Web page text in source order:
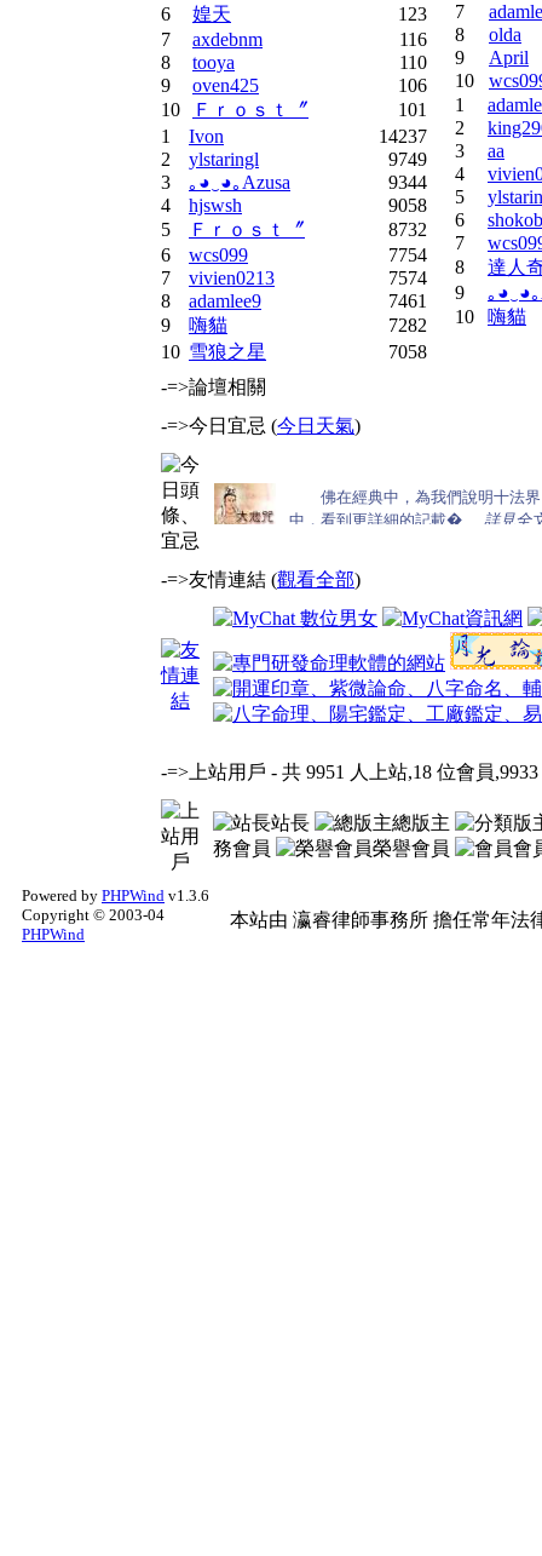
6
媓天
123
7
axdebnm
116
8
tooya
110
9
oven425
106
10
Ｆｒｏｓｔ〞
101
1
Ivon
14237
2
ylstaringl
9749
3
｡◕‿◕｡Azusa
9344
4
hjswsh
9058
5
Ｆｒｏｓｔ〞
8732
6
wcs099
7754
7
vivien0213
7574
8
adamlee9
7461
9
嗨貓
7282
10 雪狼之星 7058
7
8
olda
9
April
10
1
2
3
aa
4
5
6
7
8
達人
9
｡◕‿◕
10
嗨貓
-=>論壇相關
-=>今日宜忌 (今日天氣)
-=>友情連結 (觀看全部)
-=>上站用戶 - 共 9951 人上站,18 位會員
站長
總版主
務會員
榮譽會員 會
Powered by PHPWind v1.3.6
Copyright © 2003-04
PHPWind
本站由 瀛睿律師事務所 擔任常年法